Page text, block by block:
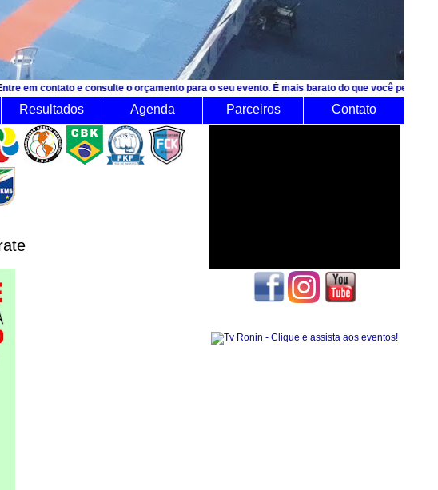
e consulte o orçamento para o seu evento. É mais barato do que você pensa!
Resultados Agenda Parceiros Contato